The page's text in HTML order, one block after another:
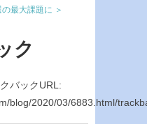
最大課題に ＞
ク
バックURL:
blog/2020/03/6883.html/